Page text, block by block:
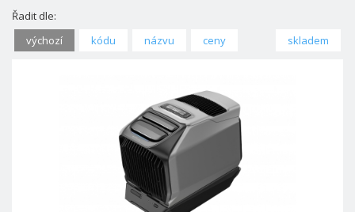
Řadit dle:
výchozí
kódu názvu ceny skladem